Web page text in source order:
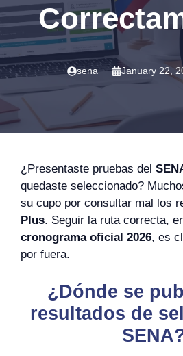
sena January 22,
¿Presentaste pruebas del
quedaste seleccionado?
su cupo por consultar mal los
Plus. Seguir la ruta correcta,
cronograma oficial 2026, es
por fuera.
¿Dónde se
resultados de